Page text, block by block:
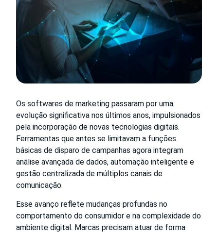
Os softwares de marketing passaram por uma
evolução significativa nos últimos anos, impulsionados
pela incorporação de novas tecnologias digitais.
Ferramentas que antes se limitavam a funções
básicas de disparo de campanhas agora integram
análise avançada de dados, automação inteligente e
gestão centralizada de múltiplos canais de
comunicação.
Esse avanço reflete mudanças profundas no
comportamento do consumidor e na complexidade do
ambiente digital. Marcas precisam atuar de forma